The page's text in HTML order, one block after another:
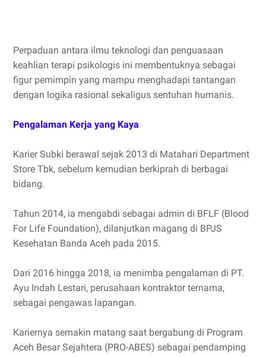
Perpaduan antara ilmu teknologi dan penguasaan
keahlian terapi psikologis ini membentuknya sebagai
figur pemimpin yang mampu menghadapi tantangan
dengan logika rasional sekaligus sentuhan humanis.
Pengalaman Kerja yang Kaya
Karier Subki berawal sejak 2013 di Matahari Department
Store Tbk, sebelum kemudian berkiprah di berbagai
bidang.
Tahun 2014, ia mengabdi sebagai admin di BFLF (Blood
For Life Foundation), dilanjutkan magang di BPJS
Kesehatan Banda Aceh pada 2015.
Dari 2016 hingga 2018, ia menimba pengalaman di PT.
Ayu Indah Lestari, perusahaan kontraktor ternama,
sebagai pengawas lapangan.
Kariernya semakin matang saat bergabung di Program
Aceh Besar Sejahtera (PRO-ABES) sebagai pendamping